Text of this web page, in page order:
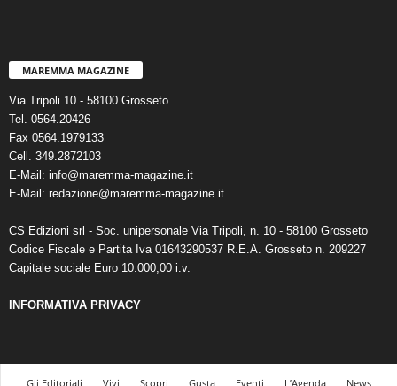
MAREMMA MAGAZINE
Via Tripoli 10 - 58100 Grosseto
Tel. 0564.20426
Fax 0564.1979133
Cell. 349.2872103
E-Mail: info@maremma-magazine.it
E-Mail: redazione@maremma-magazine.it
CS Edizioni srl - Soc. unipersonale Via Tripoli, n. 10 - 58100 Grosseto
Codice Fiscale e Partita Iva 01643290537 R.E.A. Grosseto n. 209227
Capitale sociale Euro 10.000,00 i.v.
INFORMATIVA PRIVACY
Gli Editoriali Vivi Scopri Gusta Eventi L’Agenda News